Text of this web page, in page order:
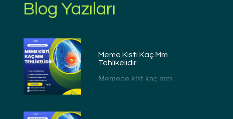
Meme Kisti Kaç Mm
Tehlikelidir
Memede kist kaç mm
Blog Yazıları